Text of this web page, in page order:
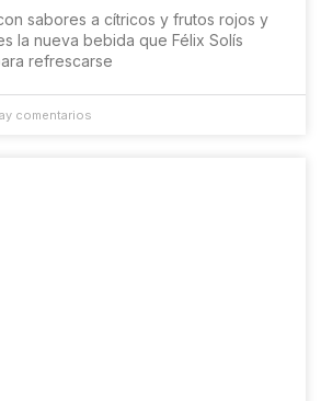
sabores a cítricos y frutos rojos y
la nueva bebida que Félix Solís
refrescarse
comentarios